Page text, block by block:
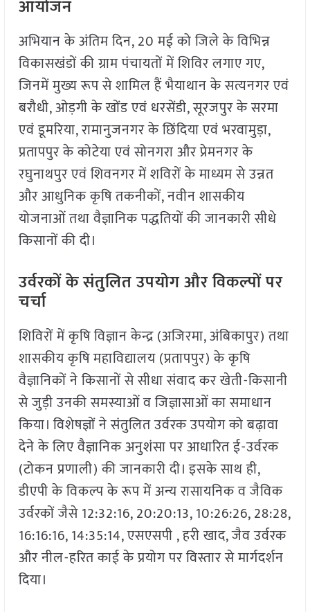
आयोजन
अभियान के अंतिम दिन, 20 मई को जिले के विभिन्न
विकासखंडों की ग्राम पंचायतों में शिविर लगाए गए,
जिनमें मुख्य रूप से शामिल हैं भैयाथान के सत्यनगर एवं
बरौधी, ओड़गी के खोंड एवं धरसेंडी, सूरजपुर के सरमा
एवं डूमरिया, रामानुजनगर के छिंदिया एवं भरवामुड़ा,
प्रतापपुर के कोटेया एवं सोनगरा और प्रेमनगर के
रघुनाथपुर एवं शिवनगर में शविरों के माध्यम से उन्नत
और आधुनिक कृषि तकनीकों, नवीन शासकीय
योजनाओं तथा वैज्ञानिक पद्धतियों की जानकारी सीधे
किसानों की दी।
उर्वरकों के संतुलित उपयोग और विकल्पों पर
चर्चा
शिविरों में कृषि विज्ञान केन्द्र (अजिरमा, अंबिकापुर) तथा
शासकीय कृषि महाविद्यालय (प्रतापपुर) के कृषि
वैज्ञानिकों ने किसानों से सीधा संवाद कर खेती-किसानी
से जुड़ी उनकी समस्याओं व जिज्ञासाओं का समाधान
किया। विशेषज्ञों ने संतुलित उर्वरक उपयोग को बढ़ावा
देने के लिए वैज्ञानिक अनुशंसा पर आधारित ई-उर्वरक
(टोकन प्रणाली) की जानकारी दी। इसके साथ ही,
डीएपी के विकल्प के रूप में अन्य रासायनिक व जैविक
उर्वरकों जैसे 12:32:16, 20:20:13, 10:26:26, 28:28,
16:16:16, 14:35:14, एसएसपी , हरी खाद, जैव उर्वरक
और नील-हरित काई के प्रयोग पर विस्तार से मार्गदर्शन
दिया।